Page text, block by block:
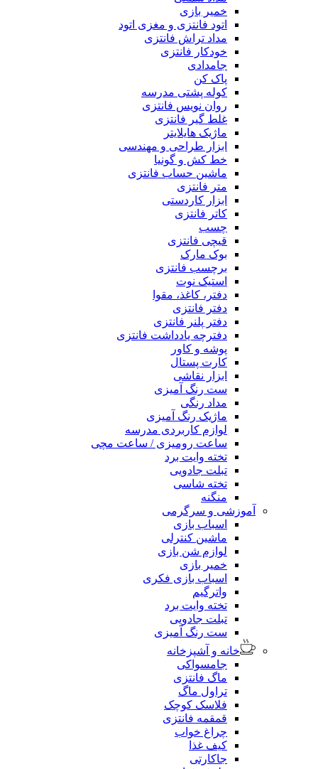
خمیر بازی
اتود فانتزی و مغزی اتود
مداد تراش فانتزی
خودکار فانتزی
کوله پشتی مدرسه
روان نویس فانتزی
غلط گیر فانتزی
ماژیک هایلایتر
ابزار طراحی و مهندسی
خط کش و گونیا
ماشین حساب فانتزی
متر فانتزی
ابزار کاردستی
کاتر فانتزی
قیچی فانتزی
بوک مارک
برچسب فانتزی
استیک نوت
دفتر، کاغذ، مقوا
دفتر فانتزی
دفتر پلنر فانتزی
دفترچه یادداشت فانتزی
پوشه و کاور
کارت پستال
ابزار نقاشی
ست رنگ آمیزی
مداد رنگی
ماژیک رنگ آمیزی
لوازم کاربردی مدرسه
ساعت رومیزی / ساعت مچی
تخته وایت برد
تبلت جادویی
تخته شاسی
آموزشی و سرگرمی
اسباب بازی
ماشین کنترلی
لوازم شن بازی
خمیر بازی
اسباب بازی فکری
تخته وایت برد
تبلت جادویی
ست رنگ آمیزی
خانه و آشپزخانه
جامسواکی
ماگ فانتزی
تراول ماگ
فلاسک کوچک
قمقمه فانتزی
چراغ خواب